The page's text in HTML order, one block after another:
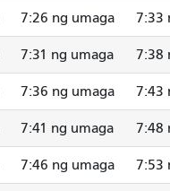
7:26 ng umaga 7:33
7:31 ng umaga 7:38
7:36 ng umaga 7:43
7:41 ng umaga 7:48
7:46 ng umaga 7:53